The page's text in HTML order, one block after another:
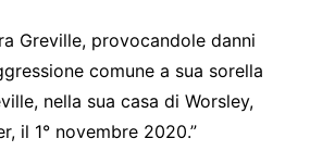
Greville, provocandole danni
comune a sua sorella
nella sua casa di Worsley,
il 1° novembre 2020.”